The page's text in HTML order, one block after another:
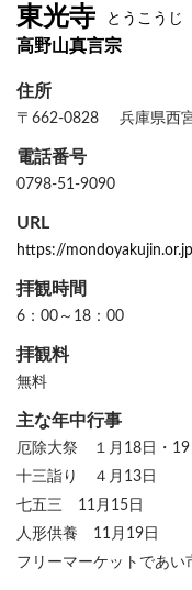
東光寺 とうこうじ
高野山真言宗
住所
〒662-0828 兵庫県西
電話番号
0798-51-9090
URL
https://mondoyakujin.or.jp
拝観時間
6：00～18：00
拝観料
無料
主な年中行事
厄除大祭 １月18日・19
十三詣り ４月13日
七五三 11月15日
人形供養 11月19日
フリーマーケットであい